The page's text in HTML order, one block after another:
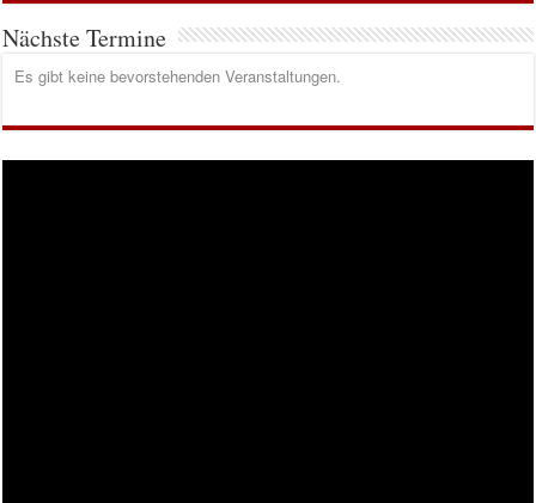
Nächste Termine
Es gibt keine bevorstehenden Veranstaltungen.